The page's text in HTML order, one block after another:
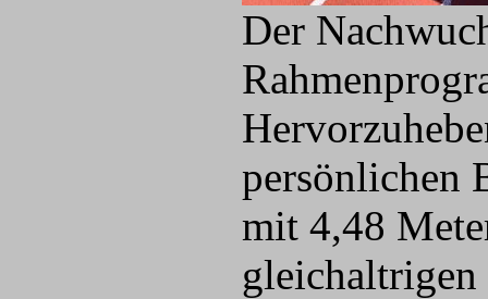
Der
persönlichen
mit 4,48